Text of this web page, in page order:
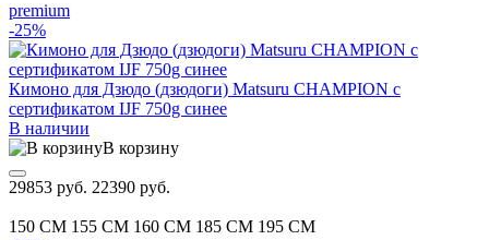
premium
-25%
Кимоно для Дзюдо (дзюдоги) Matsuru CHAMPION с
сертификатом IJF 750g синее
В наличии
В корзину
29853 руб. 22390 руб.
150 CM 155 CM 160 CM 185 CM 195 CM